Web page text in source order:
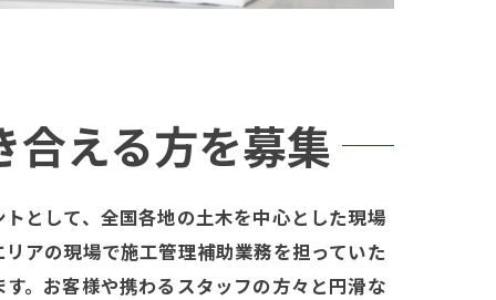
合える方を募集
として、全国各地の土木を中心とした現場
アの現場で施工管理補助業務を担っていた
。お客様や携わるスタッフの方々と円滑な